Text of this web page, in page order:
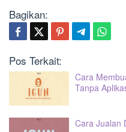
Bagikan:
Pos Terkait:
Cara
Tanpa
Cara Jualan